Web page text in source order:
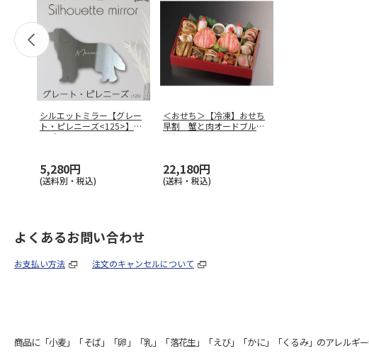
シルエットミラー【グレー
ト・ピレニーズ<125>】サ
イズM
5,280円
(送料別・税込)
＜おせち＞【冷凍】おせち
早割 蟹と肉オードブルお
せち
22,180円
(送料・税込)
よくあるお問い合わせ
お支払い方法 注文のキャンセルについて
商品に「小麦」「そば」「卵」「乳」「落花生」「えび」「かに」「くるみ」のアレルギ